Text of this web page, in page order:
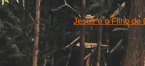
Devemos manter esses momentos
dúvida e incerteza. Jesus é o Filho de
humanidade. Acreditemos na sua
esperança de que Deus tem a